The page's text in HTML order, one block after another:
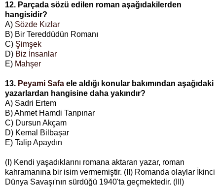
12. Parçada sözü edilen roman aşağıdakilerden
hangisidir?
A) Sözde Kızlar
B) Bir Tereddüdün Romanı
C) Şimşek
D) Biz İnsanlar
E) Mahşer
13. Peyami Safa ele aldığı konular bakımından aşağıdaki
yazarlardan hangisine daha yakındır?
A) Sadri Ertem
B) Ahmet Hamdi Tanpınar
C) Dursun Akçam
D) Kemal Bilbaşar
E) Talip Apaydın
(I) Kendi yaşadıklarını romana aktaran yazar, roman
kahramanına bir isim vermemiştir. (II) Romanda olaylar İkinci
Dünya Savaşı'nın sürdüğü 1940'ta geçmektedir. (III)